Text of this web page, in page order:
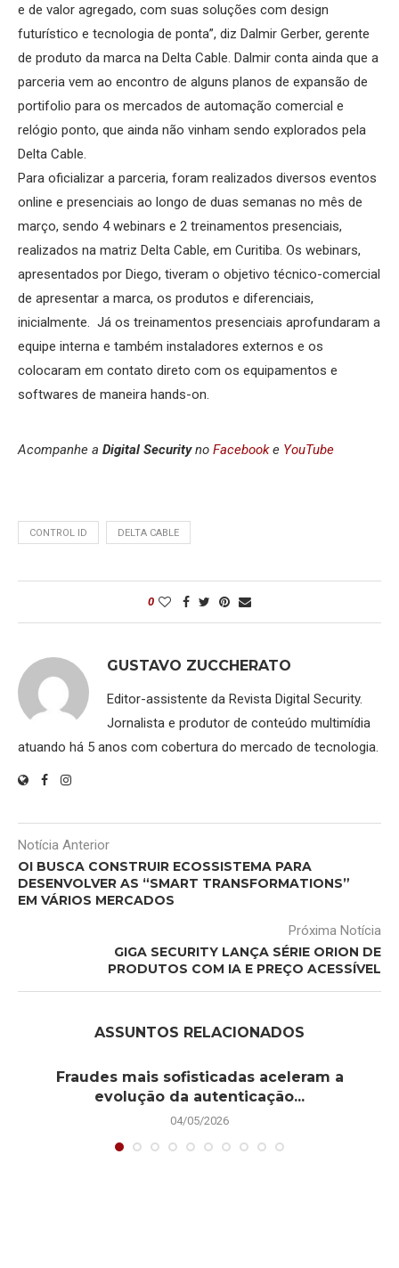
e de valor agregado, com suas soluções com design
futurístico e tecnologia de ponta”, diz Dalmir Gerber, gerente
de produto da marca na Delta Cable. Dalmir conta ainda que a
parceria vem ao encontro de alguns planos de expansão de
portifolio para os mercados de automação comercial e
relógio ponto, que ainda não vinham sendo explorados pela
Delta Cable.
Para oficializar a parceria, foram realizados diversos eventos
online e presenciais ao longo de duas semanas no mês de
março, sendo 4 webinars e 2 treinamentos presenciais,
realizados na matriz Delta Cable, em Curitiba. Os webinars,
apresentados por Diego, tiveram o objetivo técnico-comercial
de apresentar a marca, os produtos e diferenciais,
inicialmente. Já os treinamentos presenciais aprofundaram a
equipe interna e também instaladores externos e os
colocaram em contato direto com os equipamentos e
softwares de maneira hands-on.
Acompanhe a Digital Securityno Facebooke YouTube
CONTROL ID DELTA CABLE
0
GUSTAVO ZUCCHERATO
Editor-assistente da Revista Digital Security.
Jornalista e produtor de conteúdo multimídia
atuando há 5 anos com cobertura do mercado de tecnologia.
Notícia Anterior
OI BUSCA CONSTRUIR ECOSSISTEMA PARA
DESENVOLVER AS “SMART TRANSFORMATIONS”
EM VÁRIOS MERCADOS
Próxima Notícia
GIGA SECURITY LANÇA SÉRIE ORION DE
PRODUTOS COM IA E PREÇO ACESSÍVEL
ASSUNTOS RELACIONADOS
Fraudes mais sofisticadas aceleram a
evolução da autenticação...
04/05/2026